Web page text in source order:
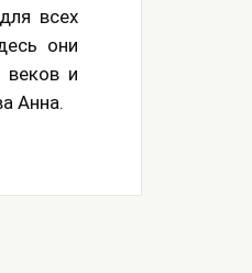
всех
они
и
Анна.